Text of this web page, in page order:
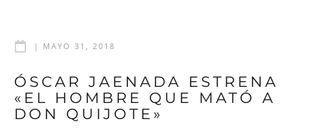
| MAYO 31, 2018
ÓSCAR JAENADA ESTRENA
«EL HOMBRE QUE MATÓ A
DON QUIJOTE»